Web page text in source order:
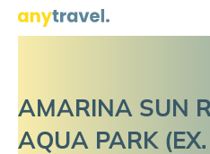
AMARINA SUN
AQUA PARK